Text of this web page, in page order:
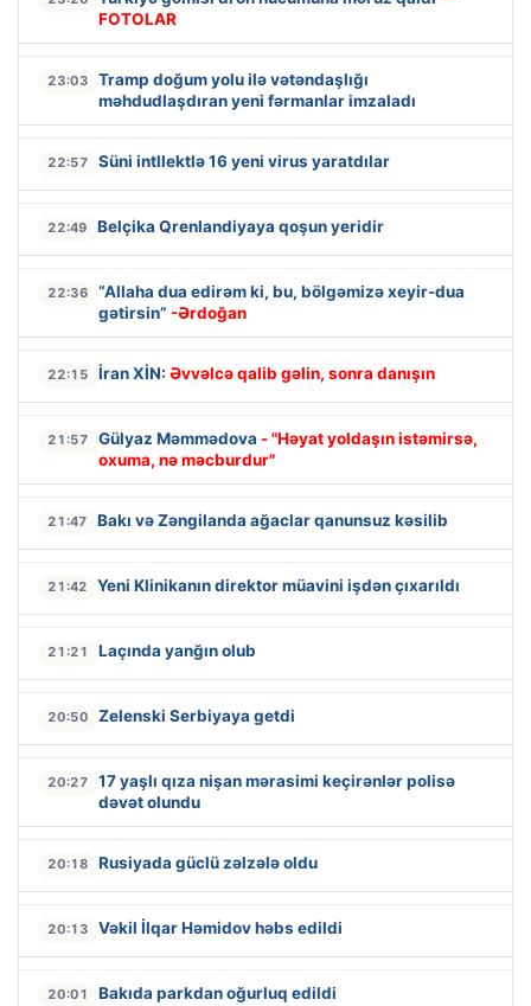
FOTOLAR
23:03
Tramp doğum yolu ilə vətəndaşlığı
məhdudlaşdıran yeni fərmanlar imzaladı
22:57 Süni intllektlə 16 yeni virus yaratdılar
22:49 Belçika Qrenlandiyaya qoşun yeridir
22:36
“Allaha dua edirəm ki, bu, bölgəmizə xeyir-dua
gətirsin” -Ərdoğan
22:15 İran XİN: Əvvəlcə qalib gəlin, sonra danışın
21:57 Gülyaz Məmmədova - "Həyat yoldaşın istəmirsə,
oxuma, nə məcburdur"
21:47 Bakı və Zəngilanda ağaclar qanunsuz kəsilib
21:42 Yeni Klinikanın direktor müavini işdən çıxarıldı
21:21 Laçında yanğın olub
20:50 Zelenski Serbiyaya getdi
20:27
17 yaşlı qıza nişan mərasimi keçirənlər polisə
dəvət olundu
20:18 Rusiyada güclü zəlzələ oldu
20:13 Vəkil İlqar Həmidov həbs edildi
20:01 Bakıda parkdan oğurluq edildi